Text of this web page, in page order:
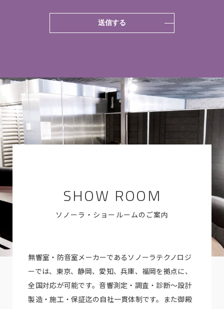
SHOW ROOM
ソノーラ・ショールームのご案内
無響室・防音室メーカーであるソノーラテクノロジ
ーでは、東京、静岡、愛知、兵庫、福岡を拠点に、
全国対応が可能です。音響測定・調査・診断～設計
製造・施工・保証迄の自社一貫体制です。また御殿